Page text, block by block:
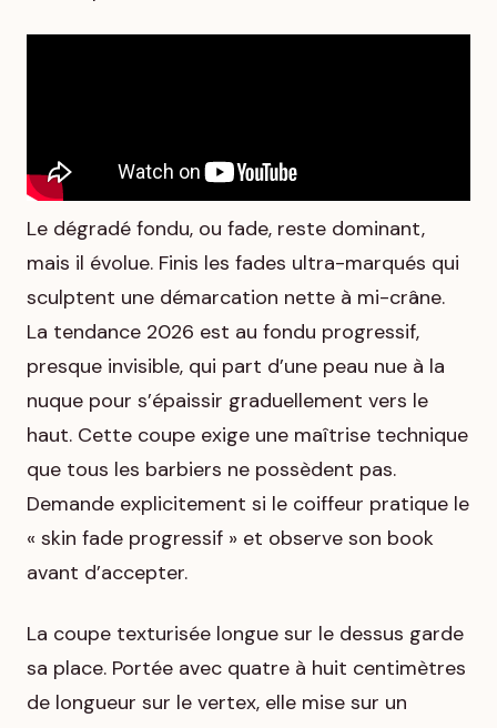
Le dégradé fondu, ou fade, reste dominant,
mais il évolue. Finis les fades ultra-marqués qui
sculptent une démarcation nette à mi-crâne.
La tendance 2026 est au fondu progressif,
presque invisible, qui part d’une peau nue à la
nuque pour s’épaissir graduellement vers le
haut. Cette coupe exige une maîtrise technique
que tous les barbiers ne possèdent pas.
Demande explicitement si le coiffeur pratique le
« skin fade progressif » et observe son book
avant d’accepter.
La coupe texturisée longue sur le dessus garde
sa place. Portée avec quatre à huit centimètres
de longueur sur le vertex, elle mise sur un